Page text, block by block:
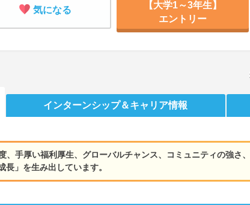
気になる
【大学1～3年生】
エントリー
インターンシップ＆キャリア情報
、手厚い福利厚生、グローバルチャンス、コミュニティの強さ
」を生み出しています。